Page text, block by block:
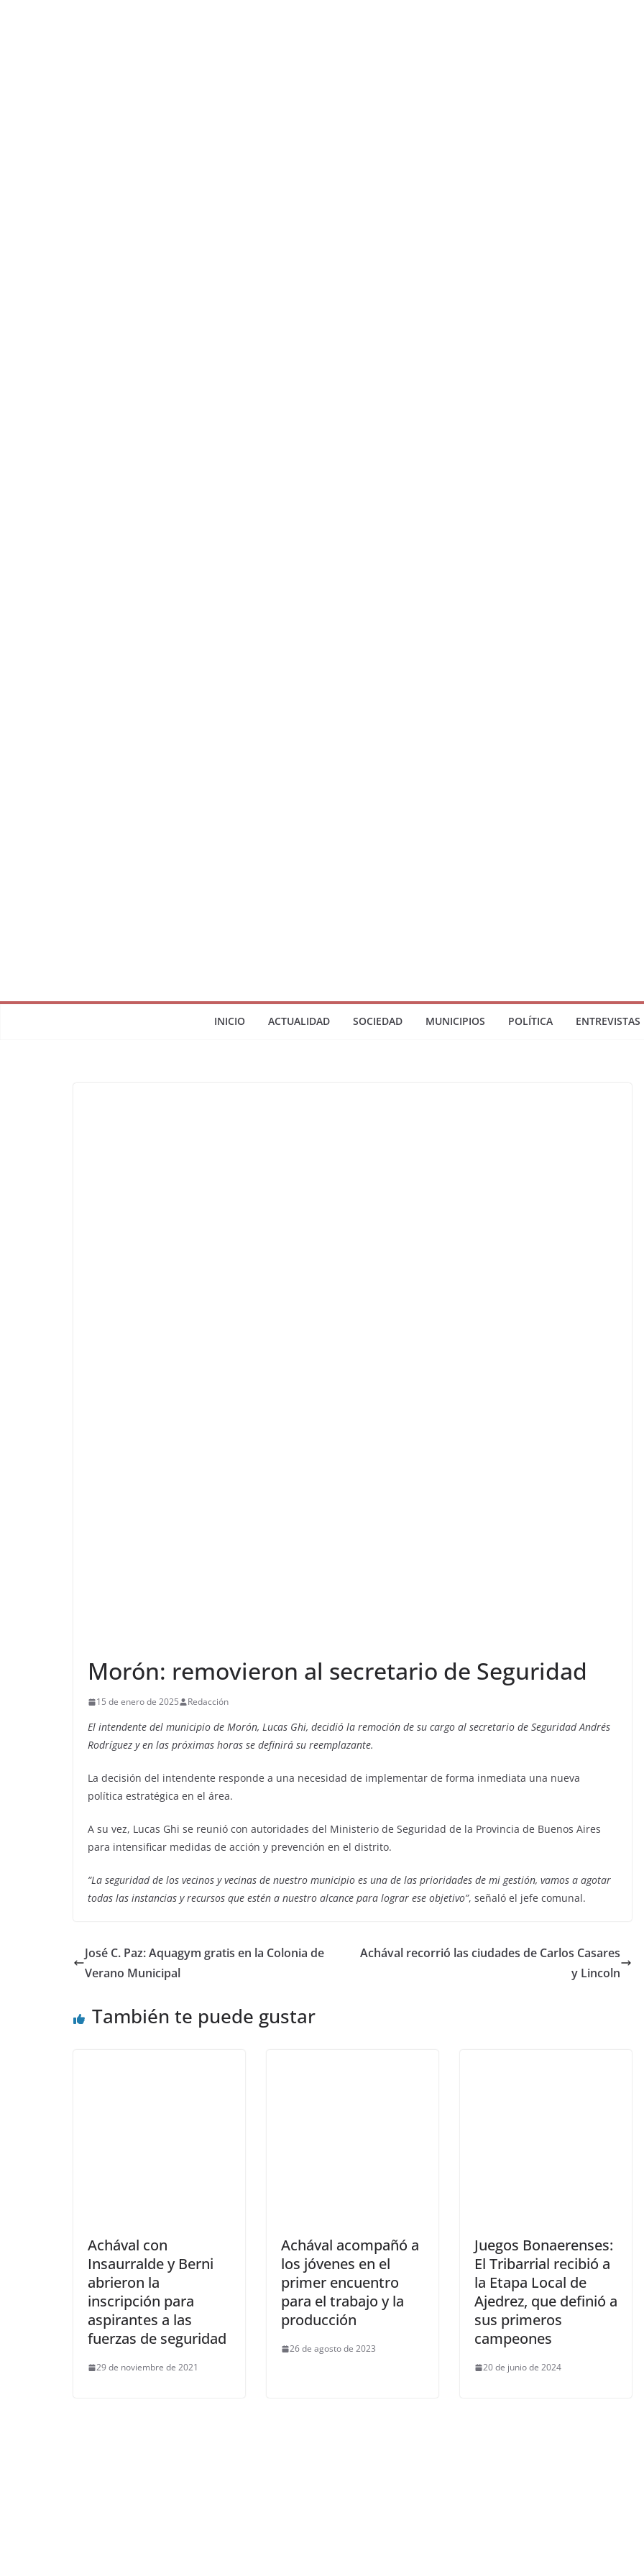
INICIO ACTUALIDAD SOCIEDAD MUNICIPIOS POLÍTICA ENTREVISTAS
Morón: removieron al secretario de Seguridad
15 de enero de 2025 Redacción
El intendente del municipio de Morón, Lucas Ghi, decidió la remoción de su cargo al secretario de Seguridad Andrés
Rodríguez y en las próximas horas se definirá su reemplazante.
La decisión del intendente responde a una necesidad de implementar de forma inmediata una nueva
política estratégica en el área.
A su vez, Lucas Ghi se reunió con autoridades del Ministerio de Seguridad de la Provincia de Buenos Aires
para intensificar medidas de acción y prevención en el distrito.
“La seguridad de los vecinos y vecinas de nuestro municipio es una de las prioridades de mi gestión, vamos a agotar
todas las instancias y recursos que estén a nuestro alcance para lograr ese objetivo”, señaló el jefe comunal.
José C. Paz: Aquagym gratis en la Colonia de
Verano Municipal
Achával recorrió las ciudades de Carlos Casares
y Lincoln
También te puede gustar
Achával con
Insaurralde y Berni
abrieron la
inscripción para
aspirantes a las
fuerzas de seguridad
29 de noviembre de 2021
Achával acompañó a
los jóvenes en el
primer encuentro
para el trabajo y la
producción
26 de agosto de 2023
Juegos Bonaerenses:
El Tribarrial recibió a
la Etapa Local de
Ajedrez, que definió a
sus primeros
campeones
20 de junio de 2024